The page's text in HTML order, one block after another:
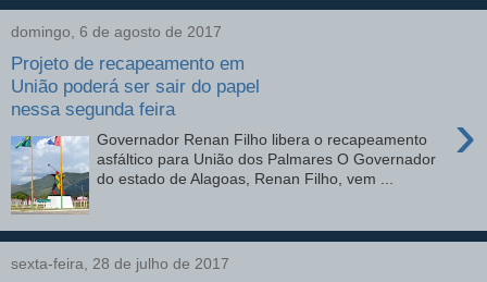
domingo, 6 de agosto de 2017
Projeto de recapeamento em
União poderá ser sair do papel
nessa segunda feira
›
Governador Renan Filho libera o recapeamento
asfáltico para União dos Palmares O Governador
do estado de Alagoas, Renan Filho, vem ...
sexta-feira, 28 de julho de 2017